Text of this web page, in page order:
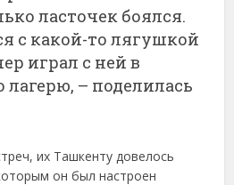
ласточек боялся.
с какой-то лягушкой
играл с ней в
лагерю, – поделилась
их Ташкенту довелось
он был настроен